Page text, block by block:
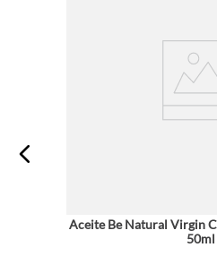
Aceite Be Natural Virgin
50ml